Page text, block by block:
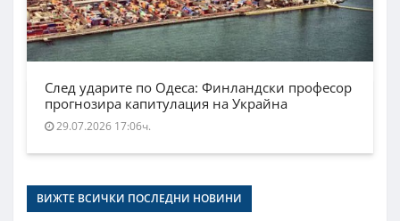
След ударите по Одеса: Финландски професор
прогнозира капитулация на Украйна
29.07.2026 17:06ч.
ВИЖТЕ ВСИЧКИ ПОСЛЕДНИ НОВИНИ